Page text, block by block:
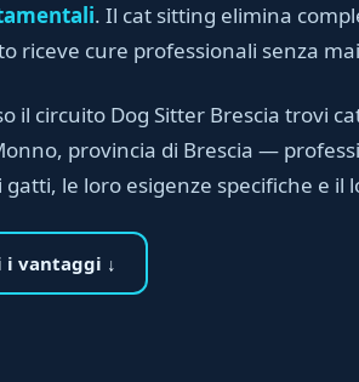
. Il cat sitting elimina
riceve cure professionali senza
il circuito Dog Sitter Brescia trovi
provincia di Brescia —
gatti, le loro esigenze specifiche e il
i vantaggi ↓